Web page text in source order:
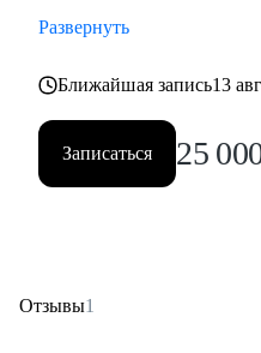
Развернуть
Ближайшая запись13
Записаться 25
Отзывы1